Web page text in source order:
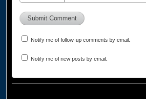
Notify me of follow-up comments by email.
Notify me of new posts by email.